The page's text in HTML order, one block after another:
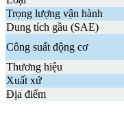
Trọng lượng vận hành
Dung tích gầu (SAE)
Công suất động cơ
Thương hiệu
Xuất xứ
Địa điểm